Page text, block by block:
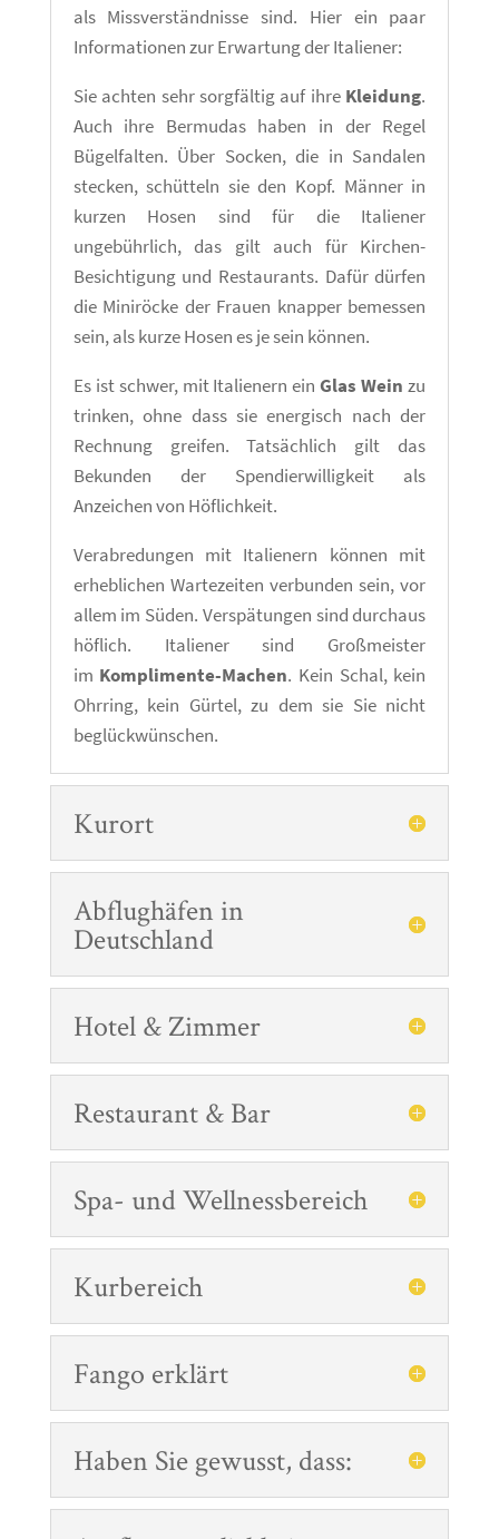
als Missverständnisse sind. Hier ein paar
Informationen zur Erwartung der Italiener:
Sie achten sehr sorgfältig auf ihre Kleidung.
Auch ihre Bermudas haben in der Regel
Bügelfalten. Über Socken, die in Sandalen
stecken, schütteln sie den Kopf. Männer in
kurzen Hosen sind für die Italiener
ungebührlich, das gilt auch für Kirchen-
Besichtigung und Restaurants. Dafür dürfen
die Miniröcke der Frauen knapper bemessen
sein, als kurze Hosen es je sein können.
Es ist schwer, mit Italienern ein Glas Wein zu
trinken, ohne dass sie energisch nach der
Rechnung greifen. Tatsächlich gilt das
Bekunden der Spendierwilligkeit als
Anzeichen von Höflichkeit.
Verabredungen mit Italienern können mit
erheblichen Wartezeiten verbunden sein, vor
allem im Süden. Verspätungen sind durchaus
höflich. Italiener sind Großmeister
im Komplimente-Machen. Kein Schal, kein
Ohrring, kein Gürtel, zu dem sie Sie nicht
beglückwünschen.
Kurort
Abflughäfen in
Deutschland
Hotel & Zimmer
Restaurant & Bar
Spa- und Wellnessbereich
Kurbereich
Fango erklärt
Haben Sie gewusst, dass: